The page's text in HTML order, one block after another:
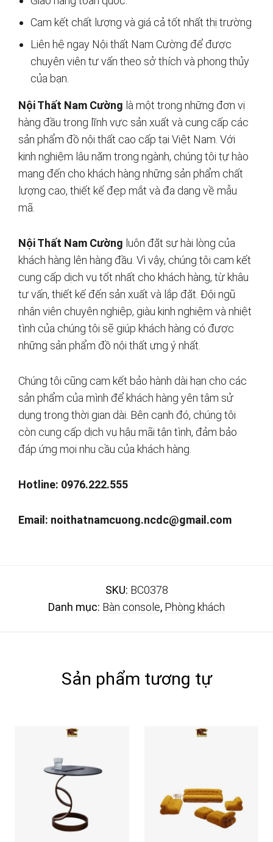
Cam kết chất lượng và giá cả tốt nhất thị trường
Liên hệ ngay Nội thất Nam Cường để được
chuyên viên tư vấn theo sở thích và phong thủy
của bạn.
Nội Thất Nam Cường là một trong những đơn vị
hàng đầu trong lĩnh vực sản xuất và cung cấp các
sản phẩm đồ nội thất cao cấp tại Việt Nam. Với
kinh nghiệm lâu năm trong ngành, chúng tôi tự hào
mang đến cho khách hàng những sản phẩm chất
lượng cao, thiết kế đẹp mắt và đa dạng về mẫu
mã.
Nội Thất Nam Cường luôn đặt sự hài lòng của
khách hàng lên hàng đầu. Vì vậy, chúng tôi cam kết
cung cấp dịch vụ tốt nhất cho khách hàng, từ khâu
tư vấn, thiết kế đến sản xuất và lắp đặt. Đội ngũ
nhân viên chuyên nghiệp, giàu kinh nghiệm và nhiệt
tình của chúng tôi sẽ giúp khách hàng có được
những sản phẩm đồ nội thất ưng ý nhất.
Chúng tôi cũng cam kết bảo hành dài hạn cho các
sản phẩm của mình để khách hàng yên tâm sử
dụng trong thời gian dài. Bên cạnh đó, chúng tôi
còn cung cấp dịch vụ hậu mãi tận tình, đảm bảo
đáp ứng mọi nhu cầu của khách hàng.
Hotline: 0976.222.555
Email: noithatnamcuong.ncdc@gmail.com
SKU: BC0378
Danh mục: Bàn console, Phòng khách
Sản phẩm tương tự